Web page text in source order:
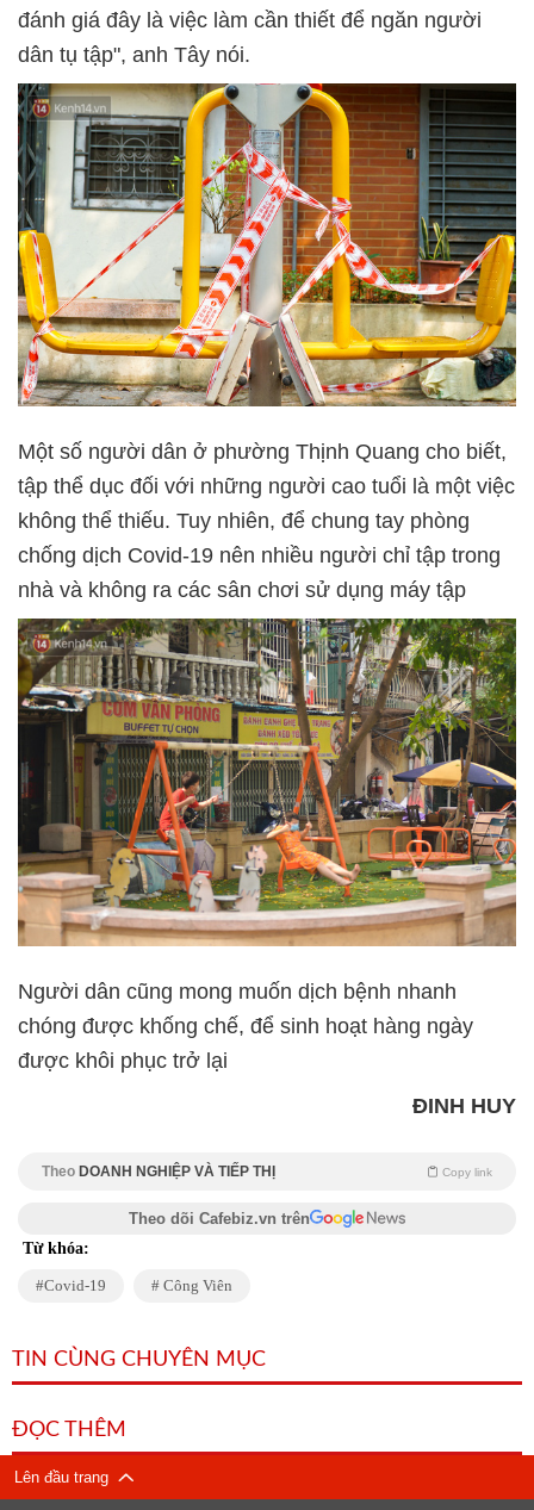
đánh giá đây là việc làm cần thiết để ngăn người
dân tụ tập", anh Tây nói.
Một số người dân ở phường Thịnh Quang cho biết,
tập thể dục đối với những người cao tuổi là một việc
không thể thiếu. Tuy nhiên, để chung tay phòng
chống dịch Covid-19 nên nhiều người chỉ tập trong
nhà và không ra các sân chơi sử dụng máy tập
Người dân cũng mong muốn dịch bệnh nhanh
chóng được khống chế, để sinh hoạt hàng ngày
được khôi phục trở lại
ĐINH HUY
Theo DOANH NGHIỆP VÀ TIẾP THỊ Copy link
Theo dõi Cafebiz.vn trên
Từ khóa:
Covid-19 Công Viên
TIN CÙNG CHUYÊN MỤC
ĐỌC THÊM
Lên đầu trang